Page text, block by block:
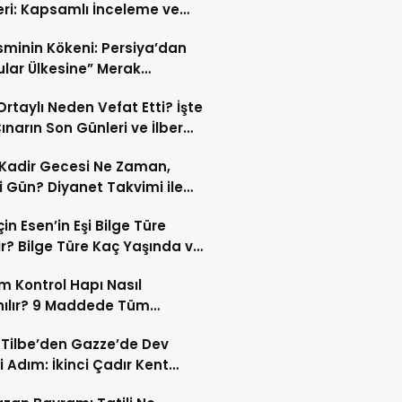
Kapsamlı İnceleme ve
Kökeni: Persiya’dan
Ülkesine” Merak
Neden Vefat Etti? İşte
Son Günleri ve İlber
Gecesi Ne Zaman,
Gün? Diyanet Takvimi ile
Esen’in Eşi Bilge Türe
Bilge Türe Kaç Yaşında ve
Kontrol Hapı Nasıl
9 Maddede Tüm
Tilbe’den Gazze’de Dev
Adım: İkinci Çadır Kent